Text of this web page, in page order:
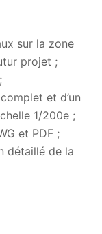
sur la zone
projet ;
et d’un
1/200e ;
et PDF ;
détaillé de la